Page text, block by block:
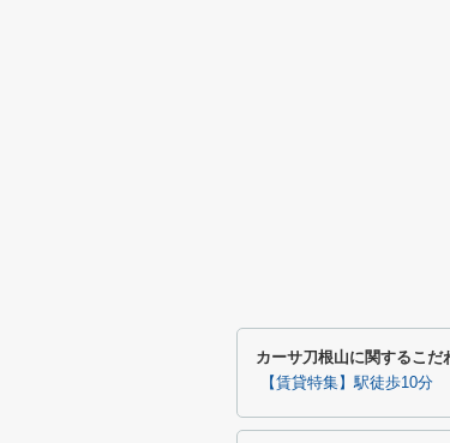
カーサ刀根山に関するこだ
【賃貸特集】駅徒歩10分